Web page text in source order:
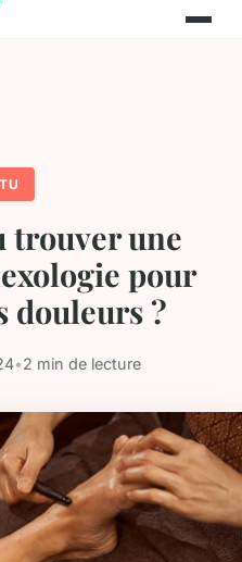
trouver une
pour
douleurs ?
•2 min de lecture